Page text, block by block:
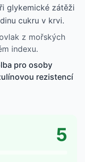
glykemické zátěži
cukru v krvi.
z mořských
indexu.
pro osoby
rezistencí
5